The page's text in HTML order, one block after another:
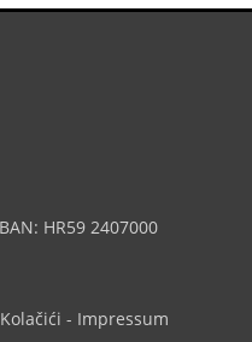
HR59 2407000
Kolačići - Impressum